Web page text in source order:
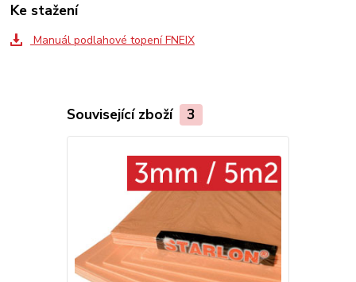
Ke stažení
Manuál podlahové topení FNEIX
Související zboží 3